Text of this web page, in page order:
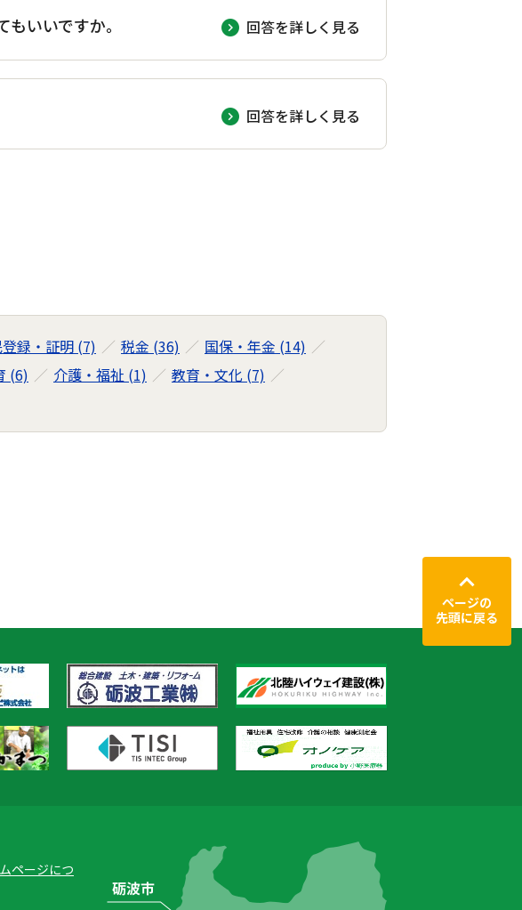
いいですか。 回答を詳しく見る
回答を詳しく見る
録・証明 (7) 税金 (36)
国保・年金 (14)
(6) 介護・福祉 (1)
教育・文化 (7)
ページの
先頭に戻る
ページにつ